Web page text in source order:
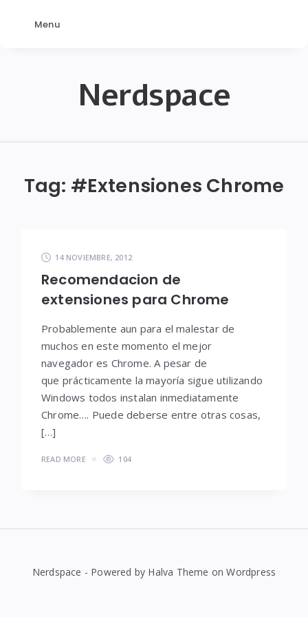
Nerdspace
Tag: #Extensiones Chrome
14 NOVIEMBRE, 2012
Recomendacion de
extensiones para Chrome
Probablemente aun para el malestar de
muchos en este momento el mejor
navegador es Chrome. A pesar de
que prácticamente la mayoría sigue utilizando
Windows todos instalan inmediatamente
Chrome…. Puede deberse entre otras cosas,
[…]
READ MORE 104
Nerdspace - Powered by Halva Theme on Wordpress
Menu